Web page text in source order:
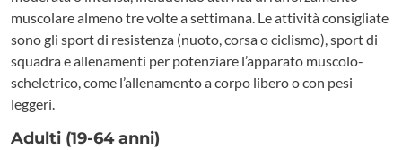
muscolare almeno tre volte a settimana. Le attività consigliate
sono gli sport di resistenza (nuoto, corsa o ciclismo), sport di
squadra e allenamenti per potenziare l’apparato muscolo-
scheletrico, come l’allenamento a corpo libero o con pesi
leggeri.
Adulti (19-64 anni)